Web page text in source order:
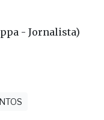
- Jornalista)